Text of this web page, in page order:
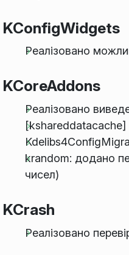
KConfigWidgets
Реалізовано
KCoreAddons
Реалізовано
[kshareddatacache]
krandom: додано
чисел)
KCrash
Реалізовано